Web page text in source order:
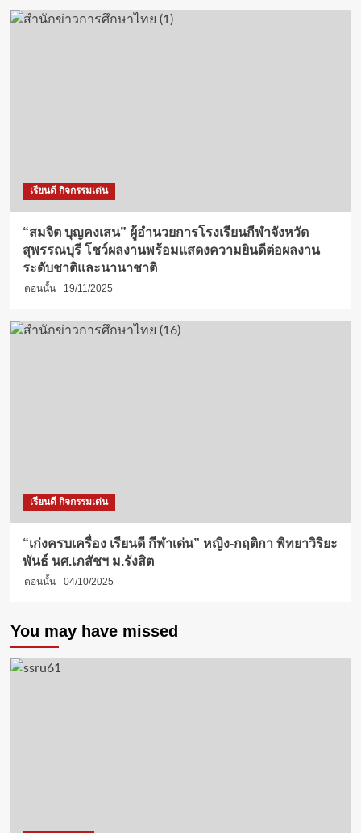
เรียนดี กิจกรรมเด่น
“สมจิต บุญคงเสน” ผู้อำนวยการโรงเรียนกีฬาจังหวัด
สุพรรณบุรี โชว์ผลงานพร้อมแสดงความยินดีต่อผลงาน
ระดับชาติและนานาชาติ
ตอนนั้น 19/11/2025
เรียนดี กิจกรรมเด่น
“เก่งครบเครื่อง เรียนดี กีฬาเด่น” หญิง-กฤติกา พิทยาวิริยะ
พันธ์ นศ.เภสัชฯ ม.รังสิต
ตอนนั้น 04/10/2025
You may have missed